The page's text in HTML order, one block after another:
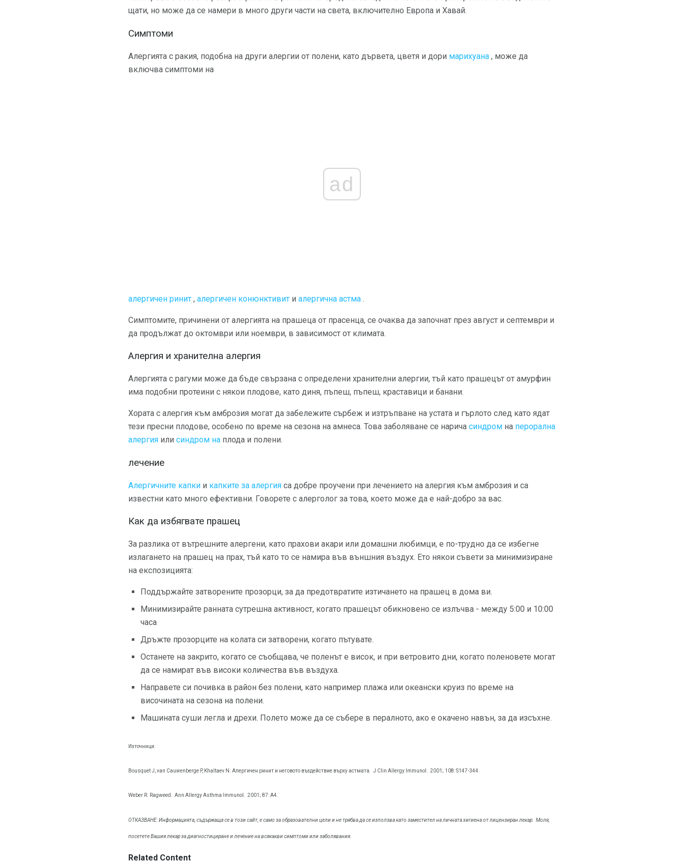
щати, но може да се намери в много други части на света, включително Европа и Хавай.
Симптоми
Алергията с ракия, подобна на други алергии от полени, като дървета, цветя и дори марихуана , може да
включва симптоми на
ad
алергичен ринит , алергичен конюнктивит и алергична астма .
Симптомите, причинени от алергията на прашеца от прасенца, се очаква да започнат през август и септември и
да продължат до октомври или ноември, в зависимост от климата.
Алергия и хранителна алергия
Алергията с рагуми може да бъде свързана с определени хранителни алергии, тъй като прашецът от амурфин
има подобни протеини с някои плодове, като диня, пъпеш, пъпеш, краставици и банани.
Хората с алергия към амброзия могат да забележите сърбеж и изтръпване на устата и гърлото след като ядат
тези пресни плодове, особено по време на сезона на амнеса. Това заболяване се нарича синдром на перорална
алергия или синдром на плода и полени.
лечение
Алергичните капки и капките за алергия са добре проучени при лечението на алергия към амброзия и са
известни като много ефективни. Говорете с алерголог за това, което може да е най-добро за вас.
Как да избягвате прашец
За разлика от вътрешните алергени, като прахови акари или домашни любимци, е по-трудно да се избегне
излагането на прашец на прах, тъй като то се намира във външния въздух. Ето някои съвети за минимизиране
на експозицията:
Поддържайте затворените прозорци, за да предотвратите изтичането на прашец в дома ви.
Минимизирайте ранната сутрешна активност, когато прашецът обикновено се излъчва - между 5:00 и 10:00
часа
Дръжте прозорците на колата си затворени, когато пътувате.
Останете на закрито, когато се съобщава, че поленът е висок, и при ветровито дни, когато поленовете могат
да се намират във високи количества във въздуха.
Направете си почивка в район без полени, като например плажа или океански круиз по време на
височината на сезона на полени.
Машината суши легла и дрехи. Полето може да се събере в пералното, ако е окачено навън, за да изсъхне.
Източници:
Bousquet J, van Cauwenberge P, Khaltaev N. Алергичен ринит и неговото въздействие върху астмата. J Clin Allergy Immunol. 2001; 108: S147-344.
Weber R. Ragweed. Ann Allergy Asthma Immunol. 2001; 87: А4.
ОТКАЗВАНЕ: Информацията, съдържаща се в този сайт, е само за образователни цели и не трябва да се използва като заместител на личната хигиена от лицензиран лекар. Моля,
посетете Вашия лекар за диагностициране и лечение на всякакви симптоми или заболявания.
Related Content